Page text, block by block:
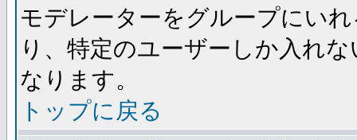
モデレーターをグループにい
り、特定のユーザーしか入れ
なります。
トップに戻る